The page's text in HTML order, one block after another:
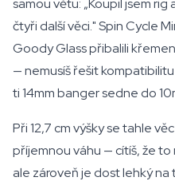
samou větu: „Koupil jsem
čtyři další věci." Spin Cycle
Goody Glass přibalili
— nemusíš řešit
ti 14mm banger sedne do
Při 12,7 cm výšky se tahle
příjemnou váhu — cítíš, že
ale zároveň je dost lehký